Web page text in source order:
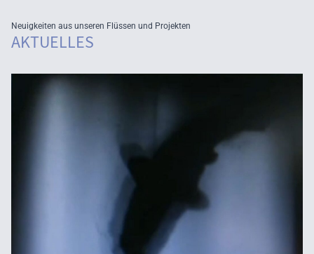
Neuigkeiten aus unseren Flüssen und Projekten
AKTUELLES